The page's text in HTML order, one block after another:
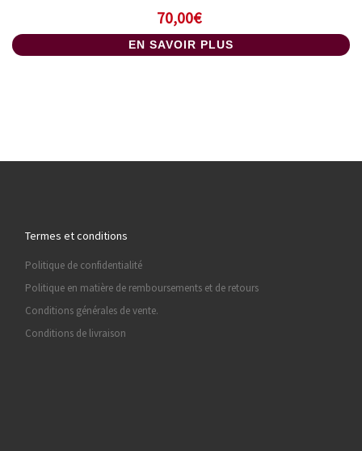
70,00€
EN SAVOIR PLUS
Termes et conditions
Politique de confidentialité
Politique en matière de remboursements et de retours
Conditions générales de vente.
Conditions de livraison